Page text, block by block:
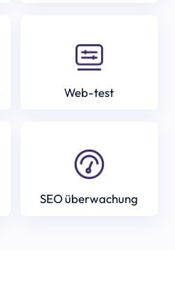
Web-test
SEO überwachung